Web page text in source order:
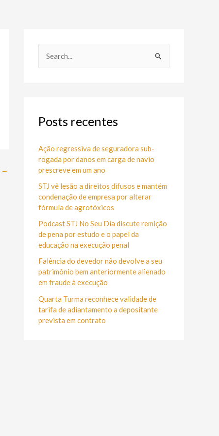
→
u
s
a
r
p
o
r
:
Posts recentes
Ação regressiva de seguradora sub-
rogada por danos em carga de navio
prescreve em um ano
STJ vê lesão a direitos difusos e mantém
condenação de empresa por alterar
fórmula de agrotóxicos
Podcast STJ No Seu Dia discute remição
de pena por estudo e o papel da
educação na execução penal
Falência do devedor não devolve a seu
patrimônio bem anteriormente alienado
em fraude à execução
Quarta Turma reconhece validade de
tarifa de adiantamento a depositante
prevista em contrato